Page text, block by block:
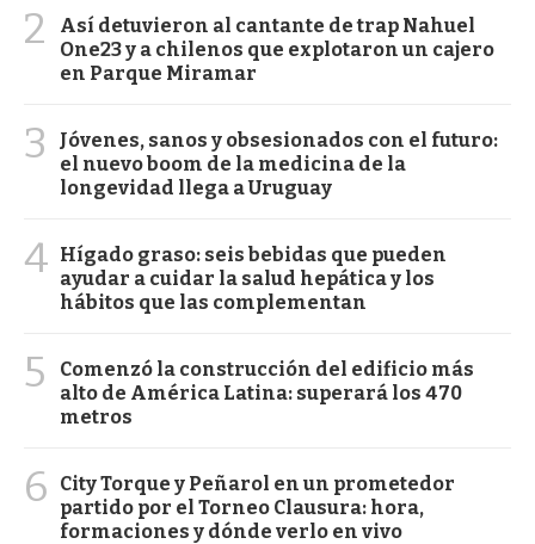
2
Así detuvieron al cantante de trap Nahuel
One23 y a chilenos que explotaron un cajero
en Parque Miramar
3
Jóvenes, sanos y obsesionados con el futuro:
el nuevo boom de la medicina de la
longevidad llega a Uruguay
4 Hígado graso: seis bebidas que pueden
ayudar a cuidar la salud hepática y los
hábitos que las complementan
5
Comenzó la construcción del edificio más
alto de América Latina: superará los 470
metros
6
City Torque y Peñarol en un prometedor
partido por el Torneo Clausura: hora,
formaciones y dónde verlo en vivo